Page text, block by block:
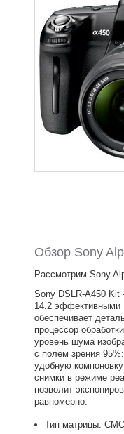
Обзор Sony
Рассмотрим Sony
Sony DSLR-A450 Kit
14.2 эффективными
обеспечивает
процессор
уровень шума
с полем зрения
удобную
снимки в режиме
позволит
равномерно.
Тип матрицы: